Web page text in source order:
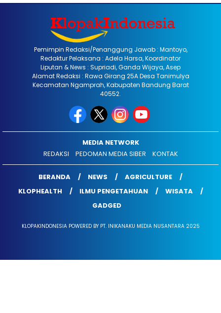
Pemimpin Redaksi/Penanggung Jawab : Mantoyo,
Redaktur Pelaksana : Adela Harsa, Koordinator
Liputan & News : Supriadi, Ganda Wijaya, Asep
Alamat Redaksi : Rawa Girang 25A Desa Tanimulya
Kecamatan Ngamprah, Kabupaten Bandung Barat
40552.
MEDIA NETWORK
REDAKSI
PEDOMAN MEDIA SIBER KONTAK
BERANDA NEWS
AGRICULTURE
KLOPHEALTH
ILMU PENGETAHUAN
WISATA
GADGED
KLOPAKINDONESIA POWERED BY PT. INIKANAKU MEDIA NUSANTARA 2025